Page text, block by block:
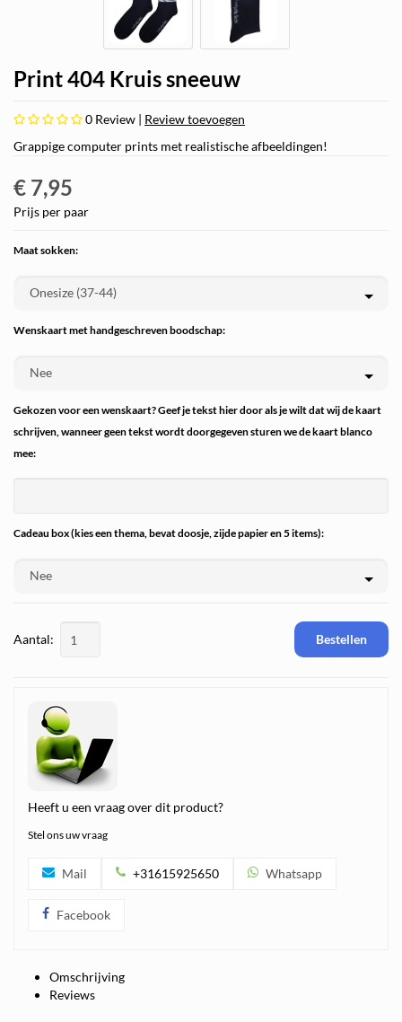
Print 404 Kruis sneeuw
0 Review | Review toevoegen
Grappige computer prints met realistische afbeeldingen!
€ 7,95
Prijs per paar
Maat sokken:
Wenskaart met handgeschreven boodschap:
Gekozen voor een wenskaart? Geef je tekst hier door als je wilt dat wij de kaart
schrijven, wanneer geen tekst wordt doorgegeven sturen we de kaart blanco
mee:
Cadeau box (kies een thema, bevat doosje, zijde papier en 5 items):
Aantal: Bestellen
Heeft u een vraag over dit product?
Stel ons uw vraag
Mail +31615925650 Whatsapp
Facebook
Omschrijving
Reviews